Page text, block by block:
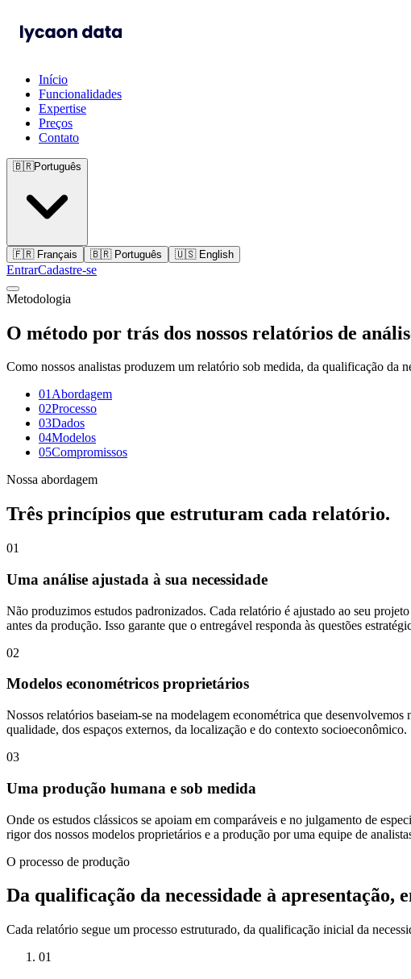
Início
Funcionalidades
Expertise
Preços
Contato
🇧🇷Português
🇫🇷 Français 🇧🇷 Português 🇺🇸 English
EntrarCadastre-se
Metodologia
O método por trás dos nossos relatórios de
Como nossos analistas produzem um relatório sob medida, da qualificação da
01Abordagem
02Processo
03Dados
04Modelos
05Compromissos
Nossa abordagem
Três princípios que estruturam cada relatório.
01
Uma análise ajustada à sua necessidade
Não produzimos estudos padronizados. Cada relatório é ajustado ao seu
antes da produção. Isso garante que o entregável responda às questões
02
Modelos econométricos proprietários
Nossos relatórios baseiam-se na modelagem econométrica que
qualidade, dos espaços externos, da localização e do contexto
03
Uma produção humana e sob medida
Onde os estudos clássicos se apoiam em comparáveis e no julgamento de
rigor dos nossos modelos proprietários e a produção por uma equipe de
O processo de produção
Da qualificação da necessidade à apresentação,
Cada relatório segue um processo estruturado, da qualificação inicial da
01